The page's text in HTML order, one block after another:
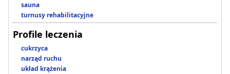
sauna
turnusy rehabilitacyjne
Profile leczenia
cukrzyca
narząd ruchu
układ krążenia